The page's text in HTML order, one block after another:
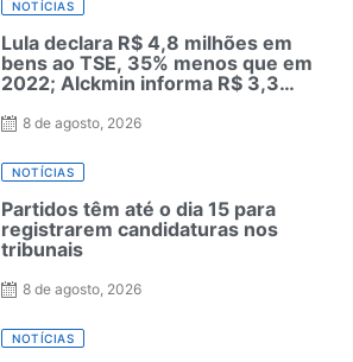
NOTÍCIAS
Lula declara R$ 4,8 milhões em
bens ao TSE, 35% menos que em
2022; Alckmin informa R$ 3,3
8 de agosto, 2026
NOTÍCIAS
Partidos têm até o dia 15 para
registrarem candidaturas nos
tribunais
8 de agosto, 2026
NOTÍCIAS